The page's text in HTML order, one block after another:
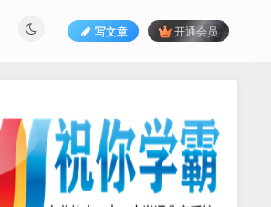
写文章 开通会员